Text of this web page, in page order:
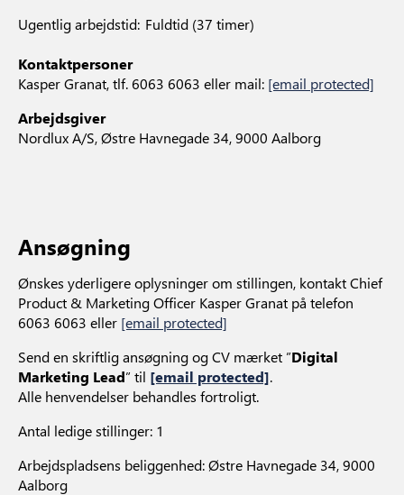
Ugentlig arbejdstid: Fuldtid (37 timer)
Kontaktpersoner
Kasper Granat, tlf. 6063 6063 eller mail: [email protected]
Arbejdsgiver
Nordlux A/S, Østre Havnegade 34, 9000 Aalborg
Ansøgning
Ønskes yderligere oplysninger om stillingen, kontakt Chief
Product & Marketing Officer Kasper Granat på telefon
6063 6063 eller [email protected]
Send en skriftlig ansøgning og CV mærket ”Digital
Marketing Lead” til [email protected].
Alle henvendelser behandles fortroligt.
Antal ledige stillinger: 1
Arbejdspladsens beliggenhed: Østre Havnegade 34, 9000
Aalborg